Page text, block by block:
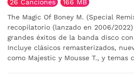
26 Canciones
166 MB
The Magic Of Boney M. (Special
recopilatorio (lanzado en 2006/
grandes éxitos de la banda disco
Incluye clásicos remasterizados,
como Majestic y Mousse T., y temas